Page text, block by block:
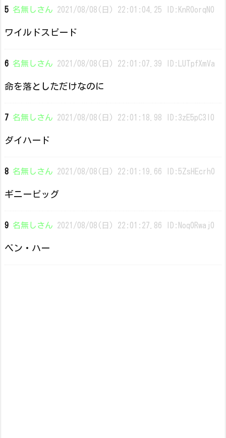
5 名無しさん 2021/08/08(日) 22:01:04.25 ID:KnR0orqN0
ワイルドスピード
6 名無しさん 2021/08/08(日) 22:01:07.39 ID:LUTpfXmVa
命を落としただけなのに
7 名無しさん 2021/08/08(日) 22:01:18.98 ID:3zE5pC3l0
ダイハード
8 名無しさん 2021/08/08(日) 22:01:19.66 ID:5ZsHEcrh0
ギニーピッグ
9 名無しさん 2021/08/08(日) 22:01:27.86 ID:Noq0Rwaj0
ベン・ハー